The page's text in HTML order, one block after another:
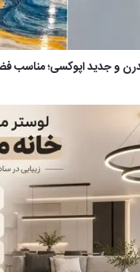
و جدید اپوکسی؛ مناسب